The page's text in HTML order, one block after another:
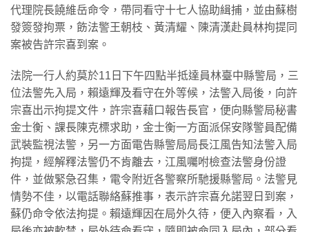
代理院長饒維岳命令，帶同看守十七人協助緝捕，並由蘇樹
發簽發拘票，飭法警王朝枝、黃清耀、陳清漢赴員林拘提同
案被告許宗喜到案。
法院一行人約莫於11日下午四點半抵達員林臺中縣警局，三
位法警先入局，賴遠輝及看守在外等候，法警入局後，向許
宗喜出示拘提文件，許宗喜藉口報告長官，便向縣警局秘書
金士衡、課長陳克標求助，金士衡一方面派保安隊警員配備
武裝監視法警，另一方面電告縣警局局長江風告知法警入局
拘提，經解釋法警仍不肯離去，江風囑咐檢查法警身份證
件，並做緊急召集，電令附近各警察所馳援縣警局。法警見
情勢不佳，以電話聯絡蘇推事，表示許宗喜允諾翌日到案，
蘇仍命令依法拘提。賴遠輝因在局外久待，便入內察看，入